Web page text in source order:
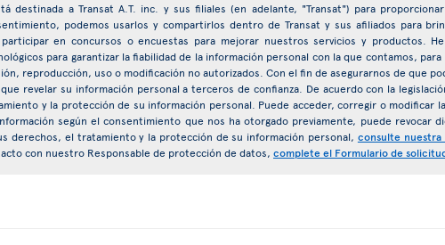
destinada a Transat A.T. inc. y sus filiales (en adelante, "Transat") para
podemos usarlos y compartirlos dentro de Transat y sus afiliados para
en concursos o encuestas para mejorar nuestros servicios y productos.
para garantizar la fiabilidad de la información personal con la que contamos,
reproducción, uso o modificación no autorizados. Con el fin de asegurarnos de que
revelar su información personal a terceros de confianza. De acuerdo con la
y la protección de su información personal. Puede acceder, corregir o modificar
según el consentimiento que nos ha otorgado previamente, puede revocar
derechos, el tratamiento y la protección de su información personal, consulte nuestra
con nuestro Responsable de protección de datos, complete el Formulario de